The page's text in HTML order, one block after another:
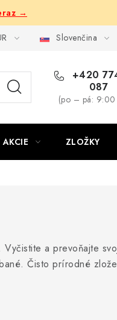
→
Slovenčina
+420
087
(po – pá:
ZLOŽKY
a prevoňajte
Čisto prírodné